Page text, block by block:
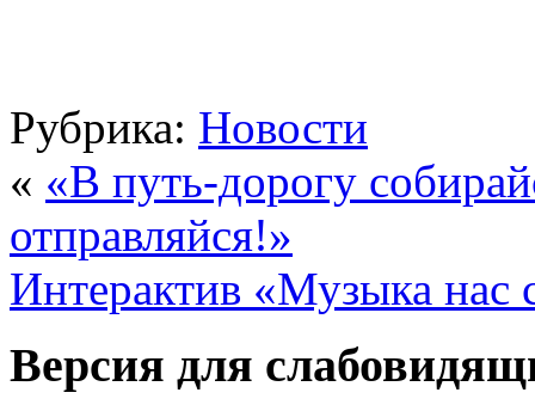
Рубрика: Новости
« «В путь-дорогу
отправляйся!»
Интерактив «Музыка нас
Версия для